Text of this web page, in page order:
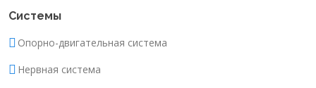
Системы
Опорно-двигательная система
Нервная система